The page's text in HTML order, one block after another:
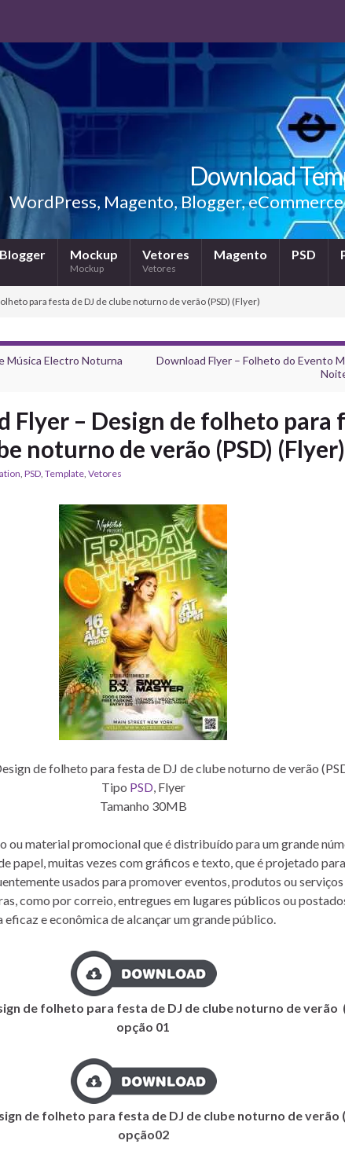
Download
WordPress, Magento, Blogger,
Blogger Mockup
Mockup
Vetores
Vetores
Magento PSD
para festa de DJ de clube noturno de verão (PSD) (Flyer)
Música Electro Noturna
Download Flyer – Folheto do Evento
Flyer – Design de folheto para
noturno de verão (PSD) (Flyer)
, PSD, Template, Vetores
de folheto para festa de DJ de clube noturno de verão
Tipo PSD, Flyer
Tamanho 30MB
ou material promocional que é distribuído para um grande
papel, muitas vezes com gráficos e texto, que é projetado
usados para promover eventos, produtos ou
como por correio, entregues em lugares públicos ou
eficaz e econômica de alcançar um grande público.
de folheto para festa de DJ de clube noturno de verão
opção 01
de folheto para festa de DJ de clube noturno de verão
opção02